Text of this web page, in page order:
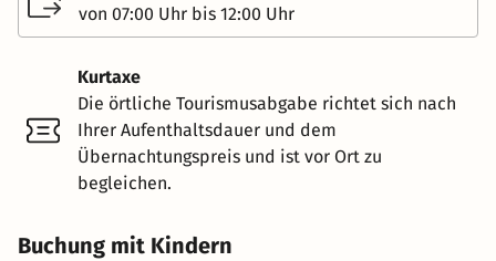
von 07:00 Uhr bis 12:00 Uhr
Kurtaxe
Die örtliche Tourismusabgabe richtet sich nach
Ihrer Aufenthaltsdauer und dem
Übernachtungspreis und ist vor Ort zu
begleichen.
Buchung mit Kindern